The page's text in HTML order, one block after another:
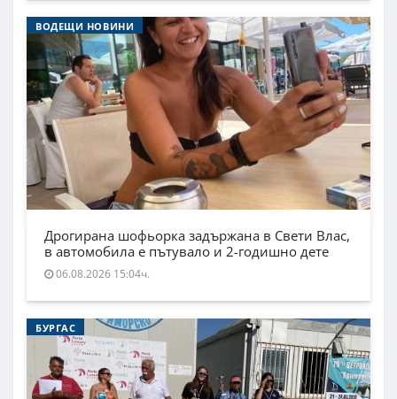
ВОДЕЩИ НОВИНИ
Дрогирана шофьорка задържана в Свети Влас,
в автомобила е пътувало и 2-годишно дете
06.08.2026 15:04ч.
БУРГАС